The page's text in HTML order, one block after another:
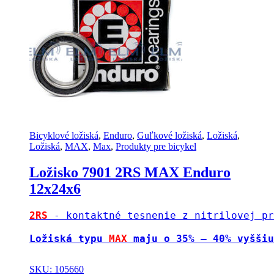
Bicyklové ložiská, Enduro, Guľkové ložiská, Ložiská,
Ložiská, MAX, Max, Produkty pre bicykel
Ložisko 7901 2RS MAX Enduro
12x24x6
2RS - kontaktné tesnenie z nitrilovej
Ložiská typu MAX maju o 35% – 40%
SKU: 105660